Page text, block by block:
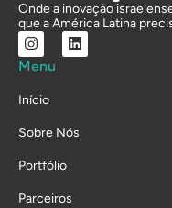
Onde a inovação
que a América Latina
Menu
Início
Sobre Nós
Portfólio
Parceiros